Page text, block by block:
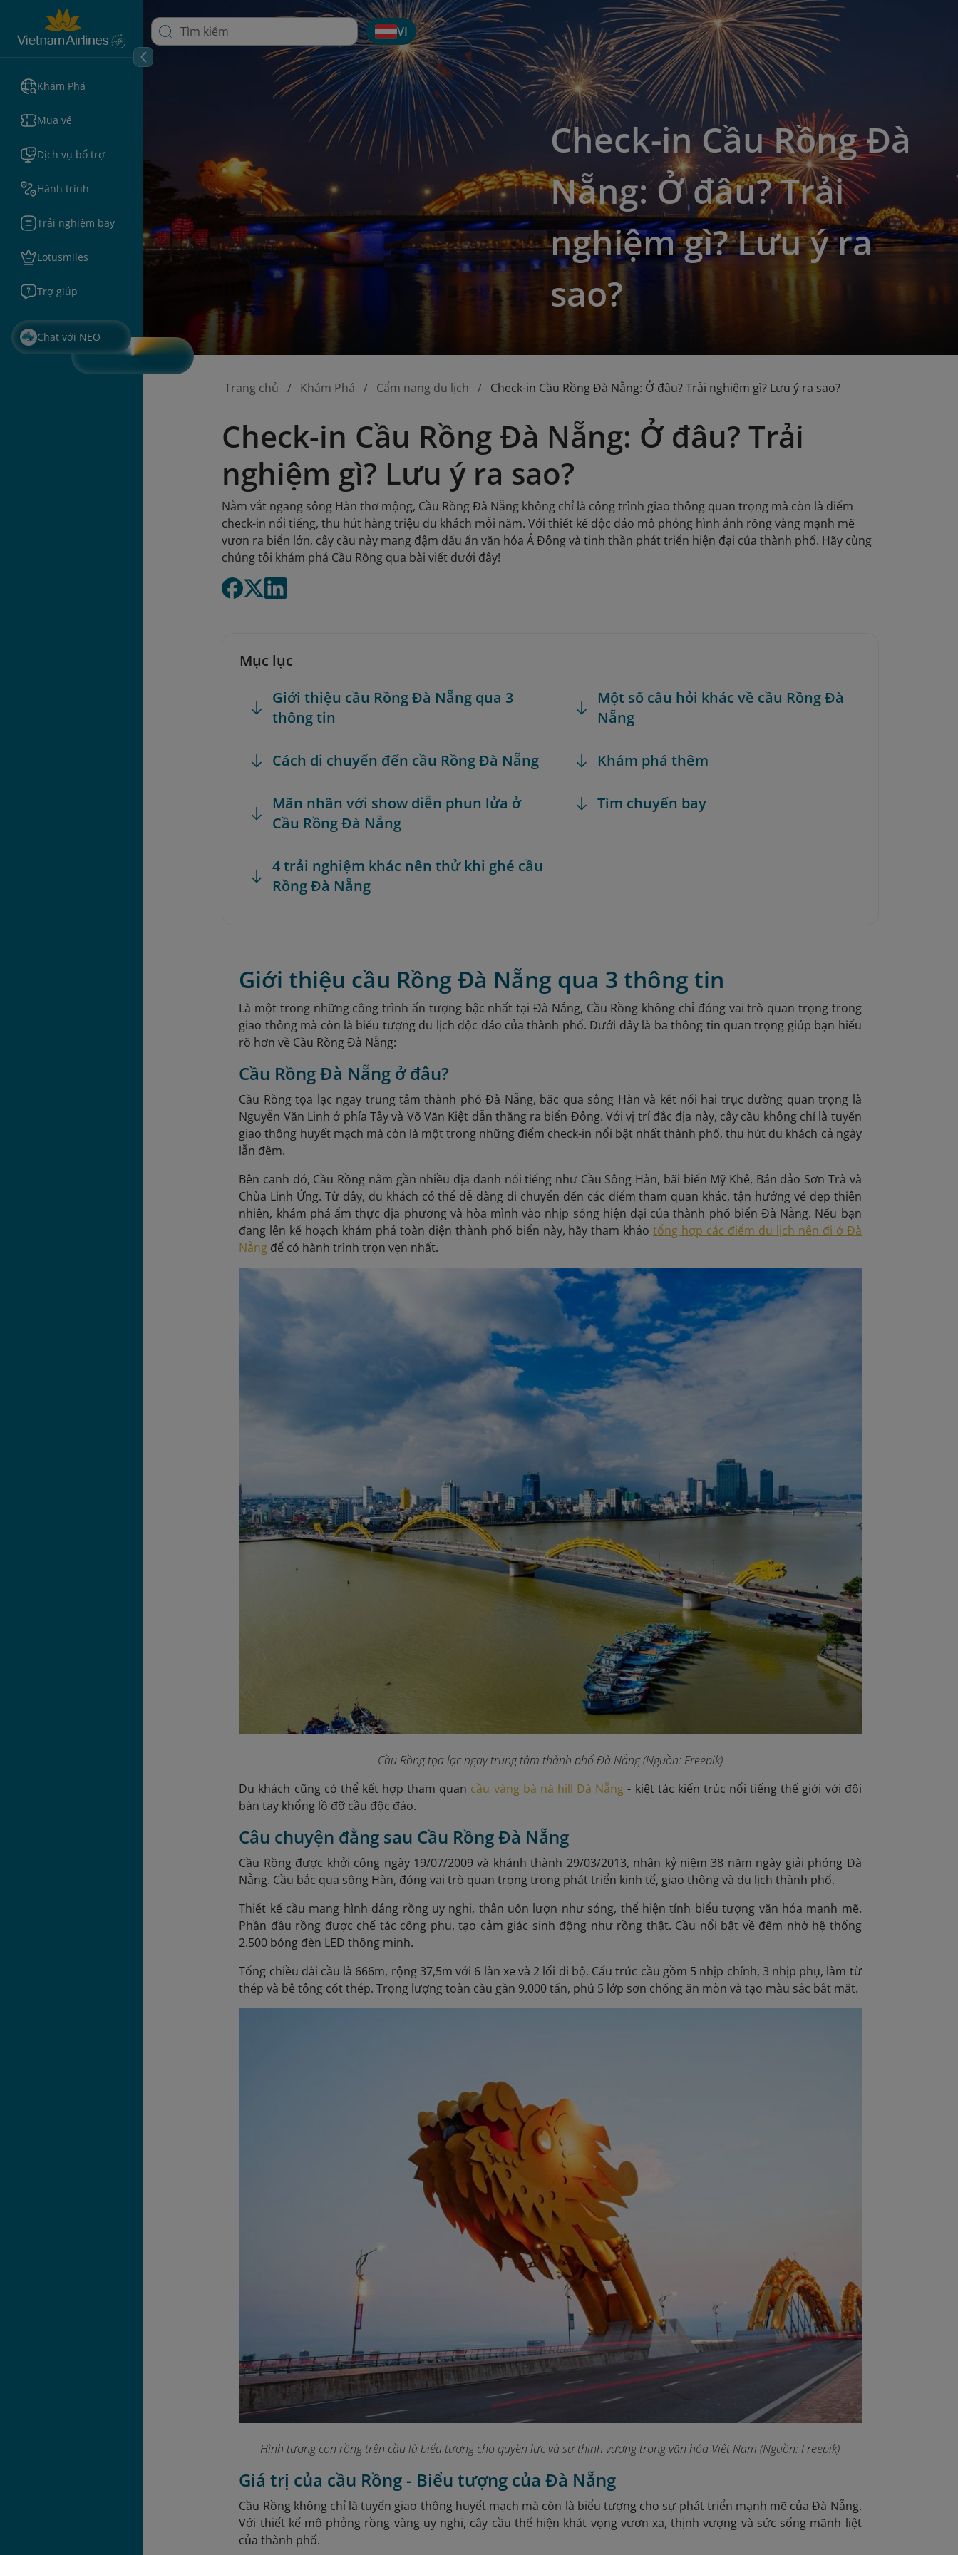
Khám Phá
Mua vé
Dịch vụ bổ trợ
Hành trình
Trải nghiệm bay
Lotusmiles
Trợ giúp
Chat với NEO
VI
Check-in Cầu Rồng Đà
Nẵng: Ở đâu? Trải
nghiệm gì? Lưu ý ra
sao?
Trang chủ Khám Phá Cẩm nang du lịch Check-in Cầu Rồng Đà Nẵng: Ở đâu? Trải nghiệm gì? Lưu ý ra sao?
Check-in Cầu Rồng Đà Nẵng: Ở đâu? Trải
nghiệm gì? Lưu ý ra sao?
Nằm vắt ngang sông Hàn thơ mộng, Cầu Rồng Đà Nẵng không chỉ là công trình giao thông quan trọng mà còn là điểm
check-in nổi tiếng, thu hút hàng triệu du khách mỗi năm. Với thiết kế độc đáo mô phỏng hình ảnh rồng vàng mạnh mẽ
vươn ra biển lớn, cây cầu này mang đậm dấu ấn văn hóa Á Đông và tinh thần phát triển hiện đại của thành phố. Hãy cùng
chúng tôi khám phá Cầu Rồng qua bài viết dưới đây!
Mục lục
Giới thiệu cầu Rồng Đà Nẵng qua 3
thông tin
Cách di chuyển đến cầu Rồng Đà Nẵng
Mãn nhãn với show diễn phun lửa ở
Cầu Rồng Đà Nẵng
4 trải nghiệm khác nên thử khi ghé cầu
Rồng Đà Nẵng
Một số câu hỏi khác về cầu Rồng Đà
Nẵng
Khám phá thêm
Tìm chuyến bay
Giới thiệu cầu Rồng Đà Nẵng qua 3 thông tin
Là một trong những công trình ấn tượng bậc nhất tại Đà Nẵng, Cầu Rồng không chỉ đóng vai trò quan trọng trong
giao thông mà còn là biểu tượng du lịch độc đáo của thành phố. Dưới đây là ba thông tin quan trọng giúp bạn hiểu
rõ hơn về Cầu Rồng Đà Nẵng:
Cầu Rồng Đà Nẵng ở đâu?
Cầu Rồng tọa lạc ngay trung tâm thành phố Đà Nẵng, bắc qua sông Hàn và kết nối hai trục đường quan trọng là
Nguyễn Văn Linh ở phía Tây và Võ Văn Kiệt dẫn thẳng ra biển Đông. Với vị trí đắc địa này, cây cầu không chỉ là tuyến
giao thông huyết mạch mà còn là một trong những điểm check-in nổi bật nhất thành phố, thu hút du khách cả ngày
lẫn đêm.
Bên cạnh đó, Cầu Rồng nằm gần nhiều địa danh nổi tiếng như Cầu Sông Hàn, bãi biển Mỹ Khê, Bán đảo Sơn Trà và
Chùa Linh Ứng. Từ đây, du khách có thể dễ dàng di chuyển đến các điểm tham quan khác, tận hưởng vẻ đẹp thiên
nhiên, khám phá ẩm thực địa phương và hòa mình vào nhịp sống hiện đại của thành phố biển Đà Nẵng. Nếu bạn
đang lên kế hoạch khám phá toàn diện thành phố biển này, hãy tham khảotổng hợp các điểm du lịch nên đi ở Đà
Nẵng để có hành trình trọn vẹn nhất.
Cầu Rồng tọa lạc ngay trung tâm thành phố Đà Nẵng (Nguồn: Freepik)
Du khách cũng có thể kết hợp tham quan cầu vàng bà nà hill Đà Nẵng - kiệt tác kiến trúc nổi tiếng thế giới với đôi
bàn tay khổng lồ đỡ cầu độc đáo.
Câu chuyện đằng sau Cầu Rồng Đà Nẵng
Cầu Rồng được khởi công ngày 19/07/2009 và khánh thành 29/03/2013, nhân kỷ niệm 38 năm ngày giải phóng Đà
Nẵng. Cầu bắc qua sông Hàn, đóng vai trò quan trọng trong phát triển kinh tế, giao thông và du lịch thành phố.
Thiết kế cầu mang hình dáng rồng uy nghi, thân uốn lượn như sóng, thể hiện tính biểu tượng văn hóa mạnh mẽ.
Phần đầu rồng được chế tác công phu, tạo cảm giác sinh động như rồng thật. Cầu nổi bật về đêm nhờ hệ thống
2.500 bóng đèn LED thông minh.
Tổng chiều dài cầu là 666m, rộng 37,5m với 6 làn xe và 2 lối đi bộ. Cấu trúc cầu gồm 5 nhịp chính, 3 nhịp phụ, làm từ
thép và bê tông cốt thép. Trọng lượng toàn cầu gần 9.000 tấn, phủ 5 lớp sơn chống ăn mòn và tạo màu sắc bắt mắt.
Hình tượng con rồng trên cầu là biểu tượng cho quyền lực và sự thịnh vượng trong văn hóa Việt Nam (Nguồn: Freepik)
Giá trị của cầu Rồng - Biểu tượng của Đà Nẵng
Cầu Rồng không chỉ là tuyến giao thông huyết mạch mà còn là biểu tượng cho sự phát triển mạnh mẽ của Đà Nẵng.
Với thiết kế mô phỏng rồng vàng uy nghi, cây cầu thể hiện khát vọng vươn xa, thịnh vượng và sức sống mãnh liệt
của thành phố.